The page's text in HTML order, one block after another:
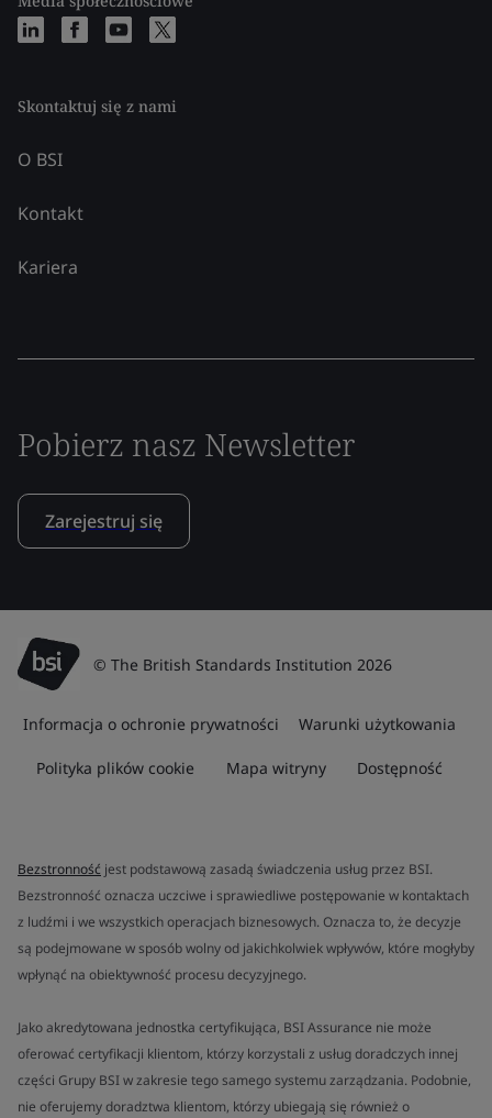
Skontaktuj się z nami
O BSI
Kontakt
Kariera
Pobierz nasz Newsletter
Zarejestruj się
© The British Standards Institution 2026
Informacja o ochronie prywatności Warunki użytkowania
Polityka plików cookie Mapa witryny Dostępność
Bezstronność jest podstawową zasadą świadczenia usług przez BSI.
Bezstronność oznacza uczciwe i sprawiedliwe postępowanie w kontaktach
z ludźmi i we wszystkich operacjach biznesowych. Oznacza to, że decyzje
są podejmowane w sposób wolny od jakichkolwiek wpływów, które mogłyby
wpłynąć na obiektywność procesu decyzyjnego.
Jako akredytowana jednostka certyfikująca, BSI Assurance nie może
oferować certyfikacji klientom, którzy korzystali z usług doradczych innej
części Grupy BSI w zakresie tego samego systemu zarządzania. Podobnie,
nie oferujemy doradztwa klientom, którzy ubiegają się również o